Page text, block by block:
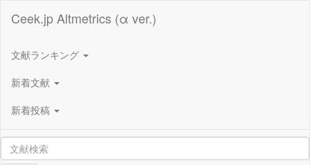
Ceek.jp Altmetrics (α ver.)
文献ランキング
新着文献
新着投稿